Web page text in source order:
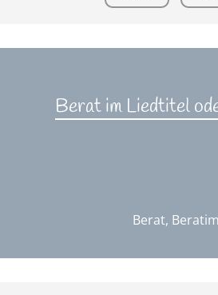
Berat im Liedtitel
Berat,